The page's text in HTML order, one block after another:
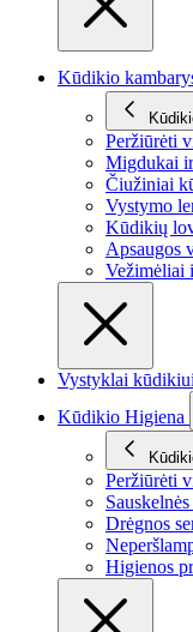
Kūdikio
Peržiūrėti
Migdukai
Čiužiniai
Vystymo
Kūdikių
Apsaugos
Vežimėliai
Vystyklai kūdikiui
Kūdikio Higiena
Peržiūrėti
Drėgnos
Higienos